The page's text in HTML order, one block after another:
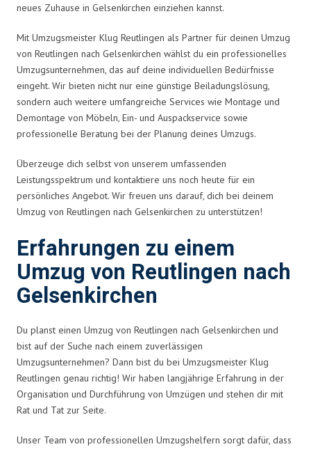
neues Zuhause in Gelsenkirchen einziehen kannst.
Mit Umzugsmeister Klug Reutlingen als Partner für deinen Umzug
von Reutlingen nach Gelsenkirchen wählst du ein professionelles
Umzugsunternehmen, das auf deine individuellen Bedürfnisse
eingeht. Wir bieten nicht nur eine günstige Beiladungslösung,
sondern auch weitere umfangreiche Services wie Montage und
Demontage von Möbeln, Ein- und Auspackservice sowie
professionelle Beratung bei der Planung deines Umzugs.
Überzeuge dich selbst von unserem umfassenden
Leistungsspektrum und kontaktiere uns noch heute für ein
persönliches Angebot. Wir freuen uns darauf, dich bei deinem
Umzug von Reutlingen nach Gelsenkirchen zu unterstützen!
Erfahrungen zu einem
Umzug von Reutlingen nach
Gelsenkirchen
Du planst einen Umzug von Reutlingen nach Gelsenkirchen und
bist auf der Suche nach einem zuverlässigen
Umzugsunternehmen? Dann bist du bei Umzugsmeister Klug
Reutlingen genau richtig! Wir haben langjährige Erfahrung in der
Organisation und Durchführung von Umzügen und stehen dir mit
Rat und Tat zur Seite.
Unser Team von professionellen Umzugshelfern sorgt dafür, dass